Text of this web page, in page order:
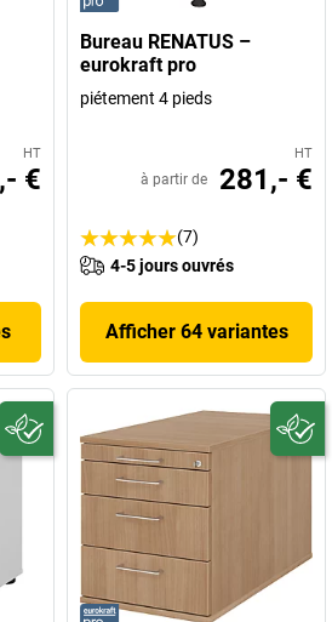
HT
€
Bureau RENATUS –
eurokraft pro
piétement 4 pieds
HT
à partir de 281,- €
(7)
4-5 jours ouvrés
Afficher 64 variantes